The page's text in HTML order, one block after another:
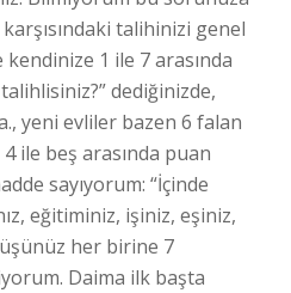
talihinizi genel
1 ile 7 arasında
dediğinizde,
yeni evliler bazen 6 falan
ile beş arasında puan
sayıyorum: “İçinde
eğitiminiz, işiniz, eşiniz,
her birine 7
Daima ilk başta